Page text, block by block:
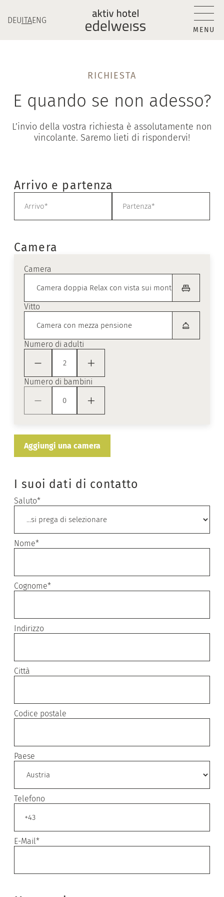
MENU
DEUITAENG
RICHIESTA
E quando se non adesso?
L’invio della vostra richiesta è assolutamente non
vincolante. Saremo lieti di rispondervi!
Arrivo e partenza
Camera
Camera
Vitto
Numero di adulti
Numero di bambini
Aggiungi una camera
I suoi dati di contatto
Saluto*
Nome*
Cognome*
Indirizzo
Città
Codice postale
Paese
Telefono
E-Mail*